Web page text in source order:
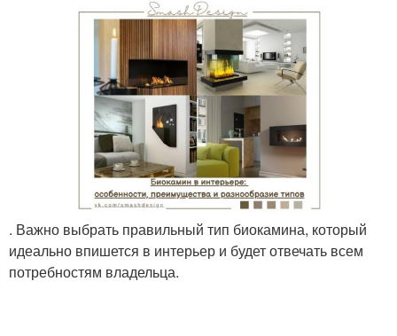
. Важно выбрать правильный тип биокамина, который
идеально впишется в интерьер и будет отвечать всем
потребностям владельца.